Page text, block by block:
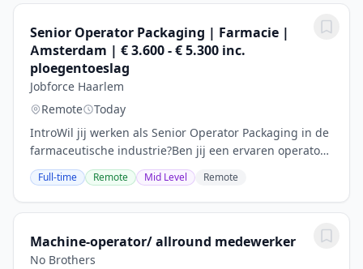
Senior Operator Packaging | Farmacie |
Amsterdam | € 3.600 - € 5.300 inc.
ploegentoeslag
Jobforce Haarlem
Remote
Today
IntroWil jij werken als Senior Operator Packaging in de
farmaceutische industrie?Ben jij een ervaren operator
en toe aan een volgende stap met meer
verantwoordelijkheid? Dan is deze vacature als...
Full-time Remote Mid Level Remote
Machine-operator/ allround medewerker
No Brothers